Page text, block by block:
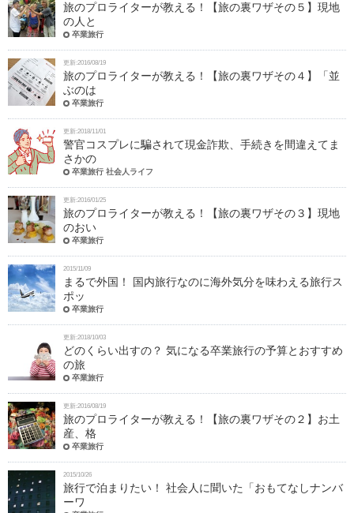
旅のプロライターが教える！【旅の裏ワザその５】現地
の人と
卒業旅行
更新:2016/08/19
旅のプロライターが教える！【旅の裏ワザその４】「並
ぶのは
卒業旅行
更新:2018/11/01
警官コスプレに騙されて現金詐欺、手続きを間違えてま
さかの
卒業旅行 社会人ライフ
更新:2016/01/25
旅のプロライターが教える！【旅の裏ワザその３】現地
のおい
卒業旅行
2015/11/09
まるで外国！ 国内旅行なのに海外気分を味わえる旅行ス
ポッ
卒業旅行
更新:2018/10/03
どのくらい出すの？ 気になる卒業旅行の予算とおすすめ
の旅
卒業旅行
更新:2016/08/19
旅のプロライターが教える！【旅の裏ワザその２】お土
産、格
卒業旅行
2015/10/26
旅行で泊まりたい！ 社会人に聞いた「おもてなしナンバ
ーワ